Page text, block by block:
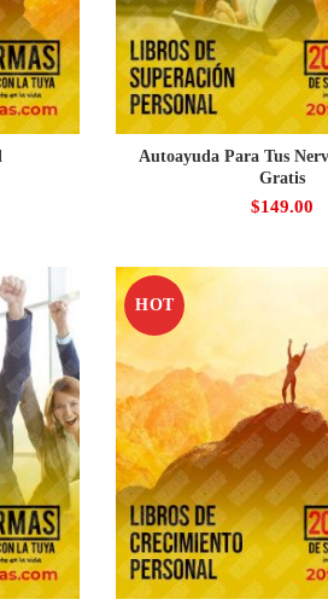
Autoayuda Para Tus
Gratis
$149.00
HOT